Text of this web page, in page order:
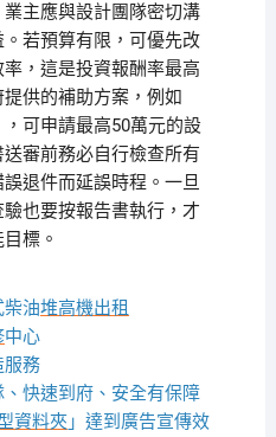
主應與設計團隊密切溝
若預算有限，可優先改
，這是投資報酬率最高
供的補助方案，例如
，可申請最高50萬元的設
審前務必自行檢查所有
退件而延誤時程。一旦
也要按報告書執行，才
標。
油堆高機出租
中心
服務
快速到府、安全有保障
資料夾」達到廣告宣傳效